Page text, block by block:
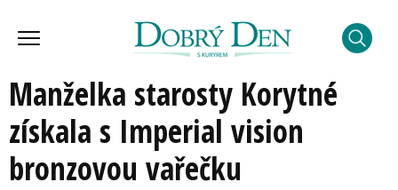
Manželka starosty Korytné
získala s Imperial vision
bronzovou vařečku